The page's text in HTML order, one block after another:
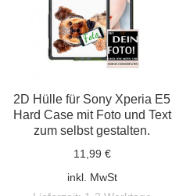
2D Hülle für Sony Xperia E5
Hard Case mit Foto und Text
zum selbst gestalten.
11,99 €
inkl. MwSt